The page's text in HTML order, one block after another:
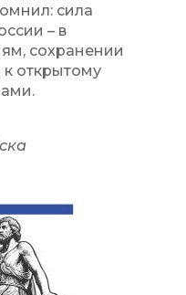
сила
– в
сохранении
к открытому